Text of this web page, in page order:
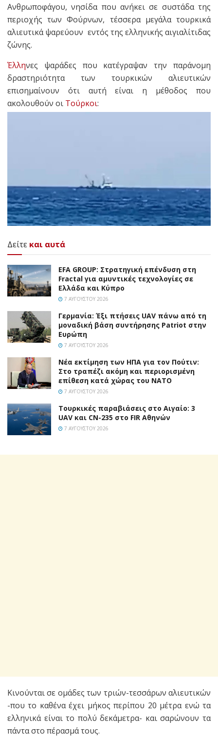
Ανθρωποφάγου, νησίδα που ανήκει σε συστάδα της
περιοχής των Φούρνων, τέσσερα μεγάλα τουρκικά
αλιευτικά ψαρεύουν εντός της ελληνικής αιγιαλίτιδας
ζώνης.
Έλληνες ψαράδες που κατέγραψαν την παράνομη
δραστηριότητα των τουρκικών αλιευτικών
επισημαίνουν ότι αυτή είναι η μέθοδος που
ακολουθούν οι Τούρκοι:
Δείτε και αυτά
EFA GROUP: Στρατηγική επένδυση στη
Fractal για αμυντικές τεχνολογίες σε
Ελλάδα και Κύπρο
7 ΑΥΓΟΎΣΤΟΥ 2026
Γερμανία: Έξι πτήσεις UAV πάνω από τη
μοναδική βάση συντήρησης Patriot στην
Ευρώπη
7 ΑΥΓΟΎΣΤΟΥ 2026
Νέα εκτίμηση των ΗΠΑ για τον Πούτιν:
Στο τραπέζι ακόμη και περιορισμένη
επίθεση κατά χώρας του ΝΑΤΟ
7 ΑΥΓΟΎΣΤΟΥ 2026
Τουρκικές παραβιάσεις στο Αιγαίο: 3
UAV και CN-235 στο FIR Αθηνών
7 ΑΥΓΟΎΣΤΟΥ 2026
Κινούνται σε ομάδες των τριών-τεσσάρων αλιευτικών
-που το καθένα έχει μήκος περίπου 20 μέτρα ενώ τα
ελληνικά είναι το πολύ δεκάμετρα- και σαρώνουν τα
πάντα στο πέρασμά τους.